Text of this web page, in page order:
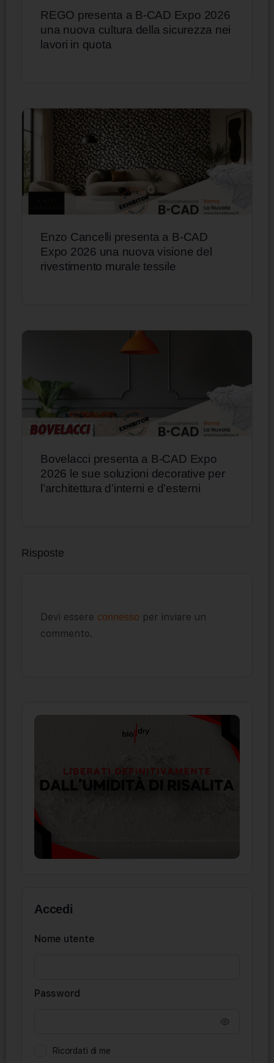
REGO presenta a B-CAD Expo 2026
una nuova cultura della sicurezza nei
lavori in quota
Enzo Cancelli presenta a B-CAD
Expo 2026 una nuova visione del
rivestimento murale tessile
Bovelacci presenta a B-CAD Expo
2026 le sue soluzioni decorative per
l’architettura d’interni e d’esterni
Risposte
Devi essere connesso per inviare un
commento.
Accedi
Nome utente
Password
Ricordati di me